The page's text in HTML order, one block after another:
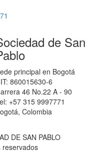
de San
principal en Bogotá
860015630-6
46 No.22 A - 90
+57 315 9997771
Colombia
DE SAN PABLO
reservados